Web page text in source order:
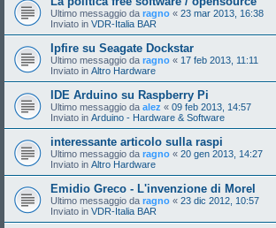
Ultimo messaggio da ragno « 23 mar 2013, 16:38
Inviato in VDR-Italia BAR
Ipfire su Seagate Dockstar
Ultimo messaggio da ragno « 17 feb 2013, 11:11
Inviato in Altro Hardware
IDE Arduino su Raspberry Pi
Ultimo messaggio da alez « 09 feb 2013, 14:57
Inviato in Arduino - Hardware & Software
interessante articolo sulla raspi
Ultimo messaggio da ragno « 20 gen 2013, 14:27
Inviato in Altro Hardware
Emidio Greco - L'invenzione di Morel
Ultimo messaggio da ragno « 23 dic 2012, 10:57
Inviato in VDR-Italia BAR